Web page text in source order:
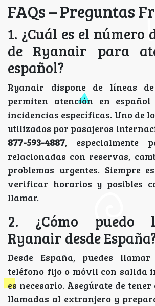
FAQs – Preguntas
1. ¿Cuál es el número
de Ryanair para
español?
Ryanair dispone de líneas
permiten atención en
incidencias específicas. Uno de
utilizados por pasajeros
877-593-4887, especialmente
relacionadas con reservas,
problemas urgentes. Siempre
verificar horarios y posibles
llamar.
2. ¿Cómo puedo
Ryanair desde
Desde España, puedes
teléfono fijo o móvil con salida
es necesario. Asegúrate de
llamadas al extranjero y